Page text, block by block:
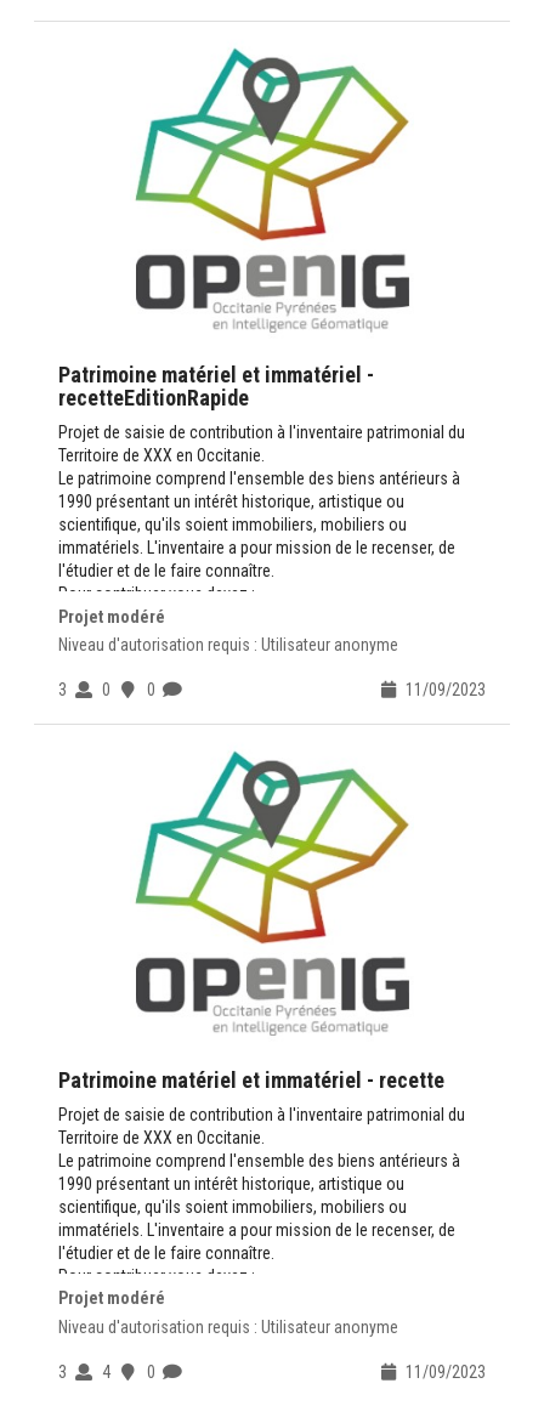
Patrimoine matériel et immatériel -
recetteEditionRapide
Projet de saisie de contribution à l'inventaire patrimonial du
Territoire de XXX en Occitanie.
Le patrimoine comprend l'ensemble des biens antérieurs à
1990 présentant un intérêt historique, artistique ou
scientifique, qu'ils soient immobiliers, mobiliers ou
immatériels. L'inventaire a pour mission de le recenser, de
l'étudier et de le faire connaître.
Pour contribuer vous devez :
avoir un compte sur
valider laCharte du Contributeur
Projet modéré
Niveau d'autorisation requis : Utilisateur anonyme
11/09/2023
3 0 0
Patrimoine matériel et immatériel - recette
Projet de saisie de contribution à l'inventaire patrimonial du
Territoire de XXX en Occitanie.
Le patrimoine comprend l'ensemble des biens antérieurs à
1990 présentant un intérêt historique, artistique ou
scientifique, qu'ils soient immobiliers, mobiliers ou
immatériels. L'inventaire a pour mission de le recenser, de
l'étudier et de le faire connaître.
Pour contribuer vous devez :
avoir un compte sur
valider laCharte du Contributeur
Projet modéré
Niveau d'autorisation requis : Utilisateur anonyme
11/09/2023
3 4 0